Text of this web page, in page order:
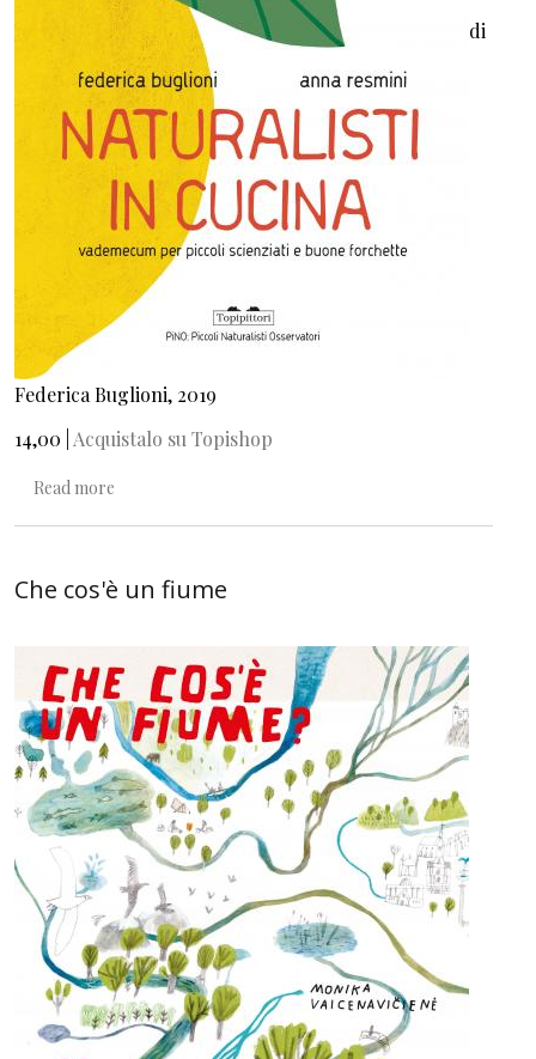
di
Federica Buglioni, 2019
14,00 | Acquistalo su Topishop
Read more
Che cos'è un fiume